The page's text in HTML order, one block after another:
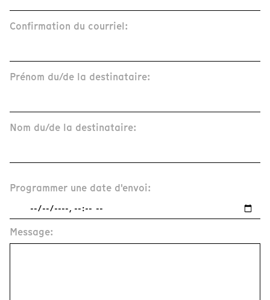
Confirmation du courriel:
Prénom du/de la destinataire:
Nom du/de la destinataire:
Programmer une date d'envoi:
Message: